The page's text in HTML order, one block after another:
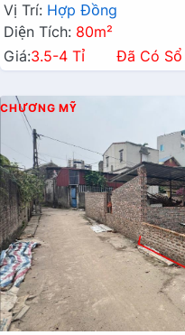
Vị Trí: Hợp Đồng
Diện Tích: 80m²
Giá:3.5-4 Tỉ Đã Có Sổ
CHƯƠNG MỸ